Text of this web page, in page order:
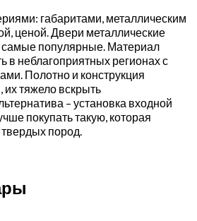
габаритами, металлическим
ценой. Двери металлические
популярные. Материал
в неблагоприятных регионах с
Полотно и конструкция
их тяжело вскрыть
– установка входной
покупать такую, которая
пород.